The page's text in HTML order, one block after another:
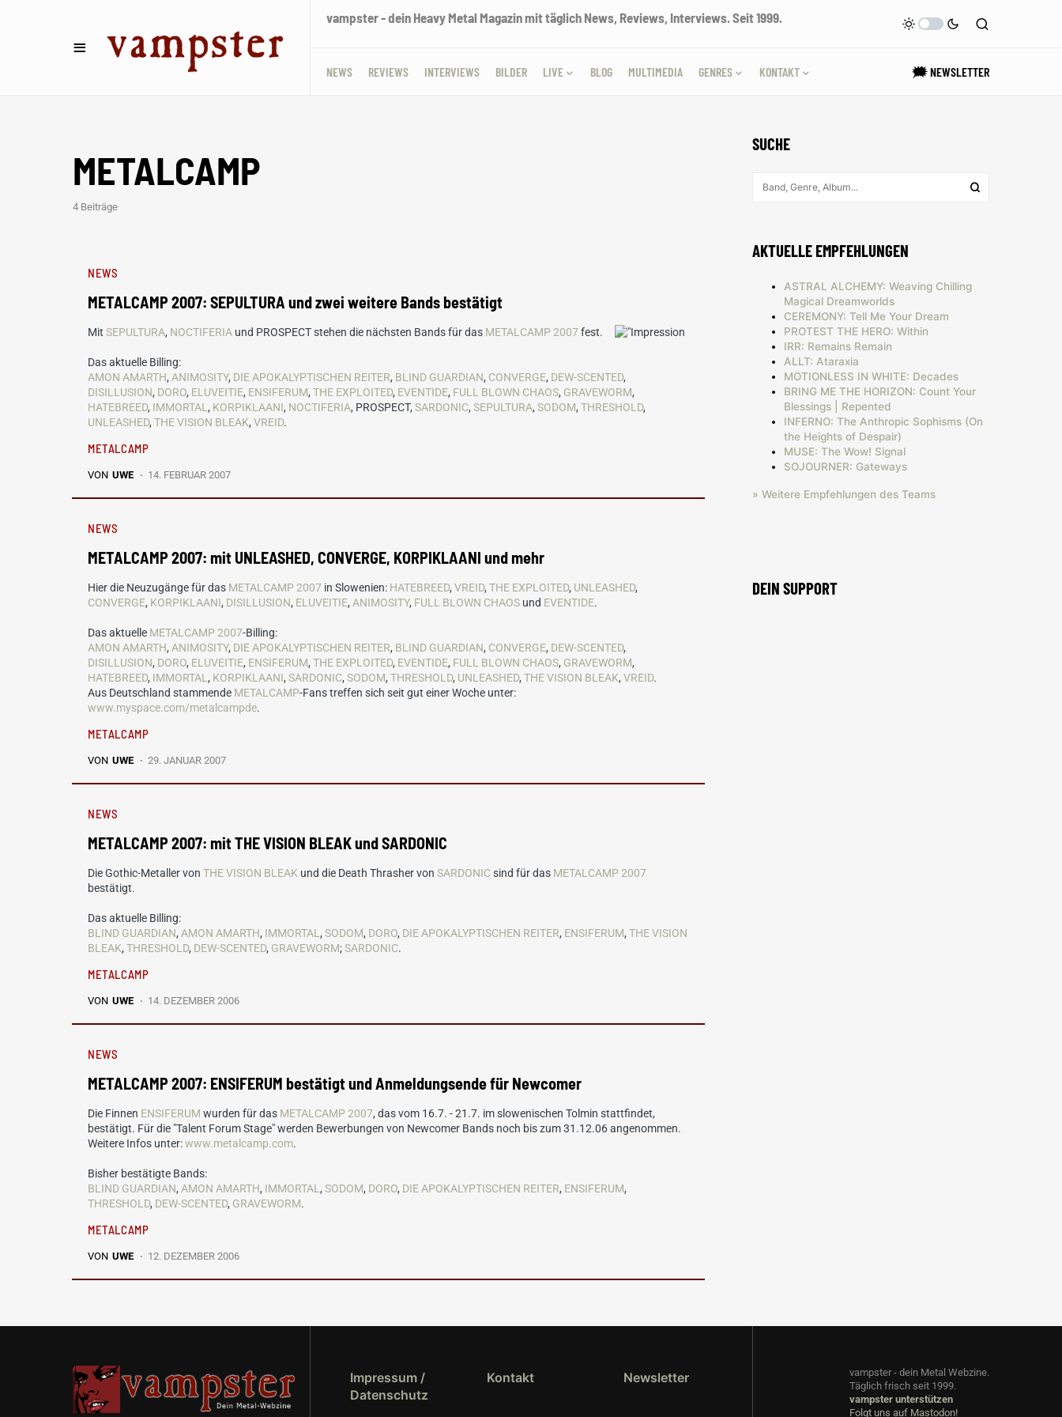
vampster - dein Heavy Metal Magazin mit täglich News, Reviews, Interviews. Seit 1999.
NEWS REVIEWS INTERVIEWS BILDER LIVE BLOG MULTIMEDIA GENRES KONTAKT 🗯 NEWSLETTER
METALCAMP
4 Beiträge
NEWS
METALCAMP 2007: SEPULTURA und zwei weitere Bands bestätigt
Mit SEPULTURA, NOCTIFERIA und PROSPECT stehen die nächsten Bands für das METALCAMP 2007 fest.
Das aktuelle Billing:
AMON AMARTH, ANIMOSITY, DIE APOKALYPTISCHEN REITER, BLIND GUARDIAN, CONVERGE, DEW-SCENTED,
DISILLUSION, DORO, ELUVEITIE, ENSIFERUM, THE EXPLOITED, EVENTIDE, FULL BLOWN CHAOS, GRAVEWORM,
HATEBREED, IMMORTAL , KORPIKLAANI, NOCTIFERIA, PROSPECT, SARDONIC, SEPULTURA, SODOM, THRESHOLD,
UNLEASHED, THE VISION BLEAK, VREID.
METALCAMP
VON UWE 14. FEBRUAR 2007
NEWS
METALCAMP 2007: mit UNLEASHED, CONVERGE, KORPIKLAANI und mehr
Hier die Neuzugänge für das METALCAMP 2007 in Slowenien: HATEBREED, VREID, THE EXPLOITED, UNLEASHED,
CONVERGE, KORPIKLAANI, DISILLUSION, ELUVEITIE, ANIMOSITY, FULL BLOWN CHAOS und EVENTIDE.
Das aktuelle METALCAMP 2007-Billing:
AMON AMARTH, ANIMOSITY, DIE APOKALYPTISCHEN REITER, BLIND GUARDIAN, CONVERGE, DEW-SCENTED,
DISILLUSION, DORO, ELUVEITIE, ENSIFERUM, THE EXPLOITED, EVENTIDE, FULL BLOWN CHAOS, GRAVEWORM,
HATEBREED, IMMORTAL , KORPIKLAANI, SARDONIC, SODOM, THRESHOLD, UNLEASHED, THE VISION BLEAK, VREID.
Aus Deutschland stammende METALCAMP-Fans treffen sich seit gut einer Woche unter:
www.myspace.com/metalcampde.
METALCAMP
VON UWE 29. JANUAR 2007
NEWS
METALCAMP 2007: mit THE VISION BLEAK und SARDONIC
Die Gothic-Metaller von THE VISION BLEAK und die Death Thrasher von SARDONICsind für das METALCAMP 2007
bestätigt.
Das aktuelle Billing:
BLIND GUARDIAN, AMON AMARTH, IMMORTAL , SODOM, DORO, DIE APOKALYPTISCHEN REITER, ENSIFERUM, THE VISION
BLEAK, THRESHOLD, DEW-SCENTED, GRAVEWORM;SARDONIC.
METALCAMP
VON UWE 14. DEZEMBER 2006
NEWS
METALCAMP 2007: ENSIFERUM bestätigt und Anmeldungsende für Newcomer
Die Finnen ENSIFERUM wurden für das METALCAMP 2007, das vom 16.7. - 21.7. im slowenischen Tolmin stattfindet,
bestätigt. Für die "Talent Forum Stage" werden Bewerbungen von Newcomer Bands noch bis zum 31.12.06 angenommen.
Weitere Infos unter:www.metalcamp.com.
Bisher bestätigte Bands:
BLIND GUARDIAN, AMON AMARTH, IMMORTAL , SODOM, DORO, DIE APOKALYPTISCHEN REITER, ENSIFERUM,
THRESHOLD, DEW-SCENTED, GRAVEWORM.
METALCAMP
VON UWE 12. DEZEMBER 2006
SUCHE
AKTUELLE EMPFEHLUNGEN
ASTRAL ALCHEMY: Weaving Chilling
Magical Dreamworlds
CEREMONY: Tell Me Your Dream
PROTEST THE HERO: Within
IRR: Remains Remain
ALLT: Ataraxia
MOTIONLESS IN WHITE: Decades
BRING ME THE HORIZON: Count Your
Blessings | Repented
INFERNO: The Anthropic Sophisms (On
the Heights of Despair)
MUSE: The Wow! Signal
SOJOURNER: Gateways
» Weitere Empfehlungen des Teams
DEIN SUPPORT
Impressum /
Datenschutz
Kontakt Newsletter
vampster - dein Metal Webzine.
Täglich frisch seit 1999.
vampster unterstützen
Folgt uns auf Mastodon!